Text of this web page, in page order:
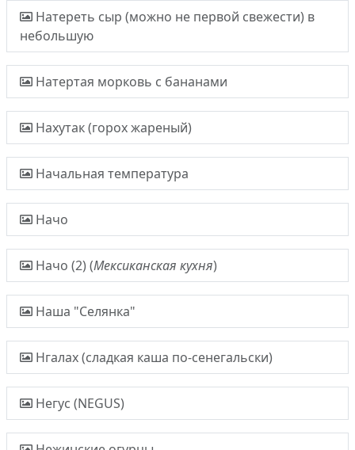
Натереть сыр (можно не первой свежести) в
небольшую
Натертая морковь с бананами
Нахутак (горох жареный)
Начальная температура
Начо
Начо (2) (Мексиканская кухня)
Наша "Селянка"
Нгалах (сладкая каша по-сенегальски)
Негус (NEGUS)